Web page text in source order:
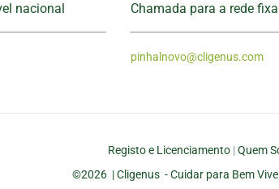
nacional
Chamada para a rede
pinhalnovo@cligenus.com
Registo e Licenciamento |Quem
©2026 | Cligenus - Cuidar para Bem